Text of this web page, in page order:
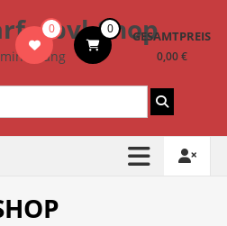
– bvl-Shop
Lang
0 0 GESAMTPREIS
0,00 €